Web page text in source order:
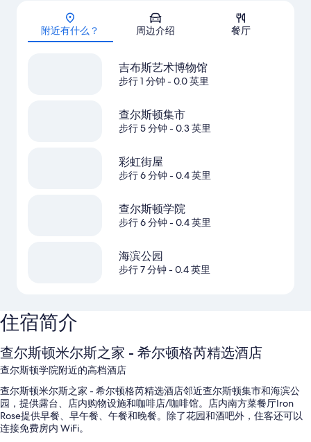
地图
附近有什么？ 周边介绍 餐厅
吉布斯艺术博物馆
步行 1 分钟- 0.0 英里
查尔斯顿集市
步行 5 分钟- 0.3 英里
彩虹街屋
步行 6 分钟- 0.4 英里
查尔斯顿学院
步行 6 分钟- 0.4 英里
海滨公园
步行 7 分钟- 0.4 英里
住宿简介
查尔斯顿米尔斯之家 - 希尔顿格芮精选酒店
查尔斯顿学院附近的高档酒店
查尔斯顿米尔斯之家 - 希尔顿格芮精选酒店邻近查尔斯顿集市和海滨公
园，提供露台、店内购物设施和咖啡店/咖啡馆。店内南方菜餐厅Iron
Rose提供早餐、早午餐、午餐和晚餐。除了花园和酒吧外，住客还可以
连接免费房内 WiFi。